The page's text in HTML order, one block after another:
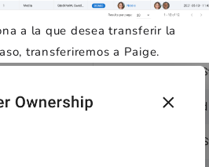
a la que desea transferir la
transferiremos a Paige.